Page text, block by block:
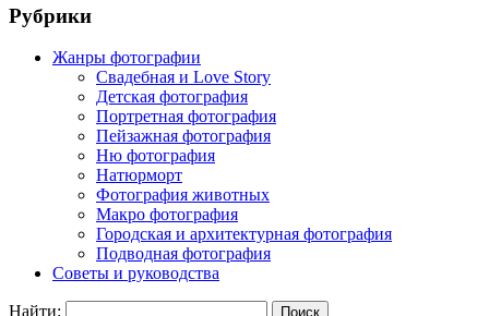
Рубрики
Жанры фотографии
Свадебная и Love Story
Детская фотография
Портретная фотография
Пейзажная фотография
Ню фотография
Натюрморт
Фотография животных
Макро фотография
Городская и архитектурная фотография
Подводная фотография
Советы и руководства
Найти: